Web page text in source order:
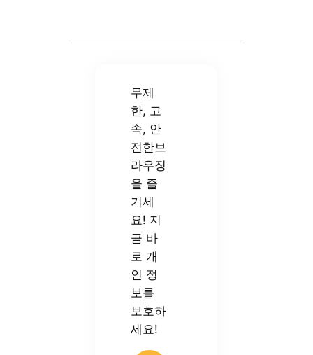
무제
한, 고
속, 안
전한브
라우징
을 즐
기세
요! 지
금 바
로 개
인 정
보를
보호하
세요!